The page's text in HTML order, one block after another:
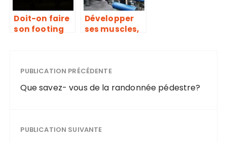
Doit-on faire
son footing
Développer
ses muscles,
PUBLICATION PRÉCÉDENTE
Que savez- vous de la randonnée pédestre?
PUBLICATION SUIVANTE